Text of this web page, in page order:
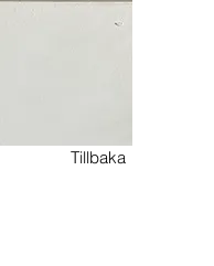
Tillbaka